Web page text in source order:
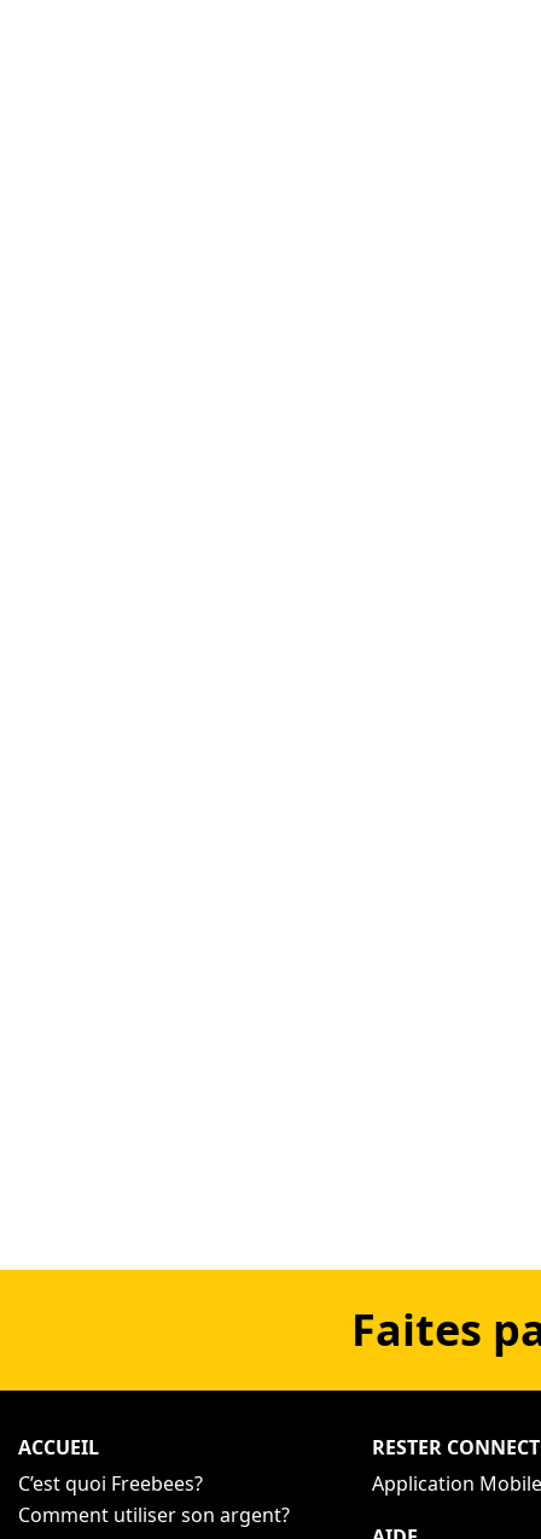
Faites
ACCUEIL
C’est quoi Freebees?
Comment utiliser son argent?
RESTER
Application Mobile